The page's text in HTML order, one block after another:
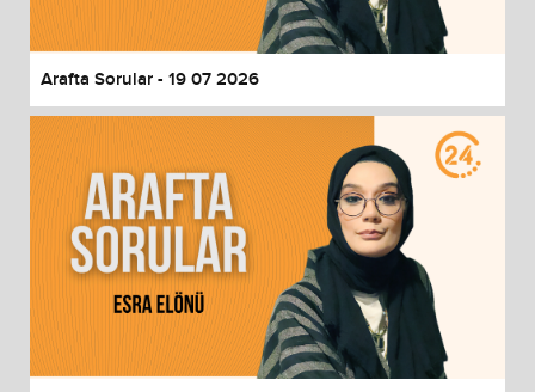
Arafta Sorular - 19 07 2026